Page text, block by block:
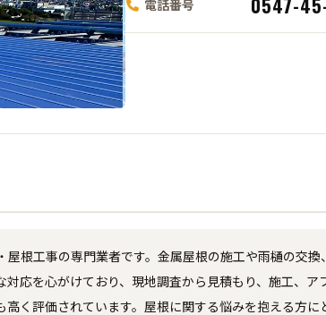
電話番号 0547-
根工事の専門業者です。金属屋根の施工や雨樋の交
応を心がけており、現地調査から見積もり、施工、
く評価されています。屋根に関する悩みを抱える方に